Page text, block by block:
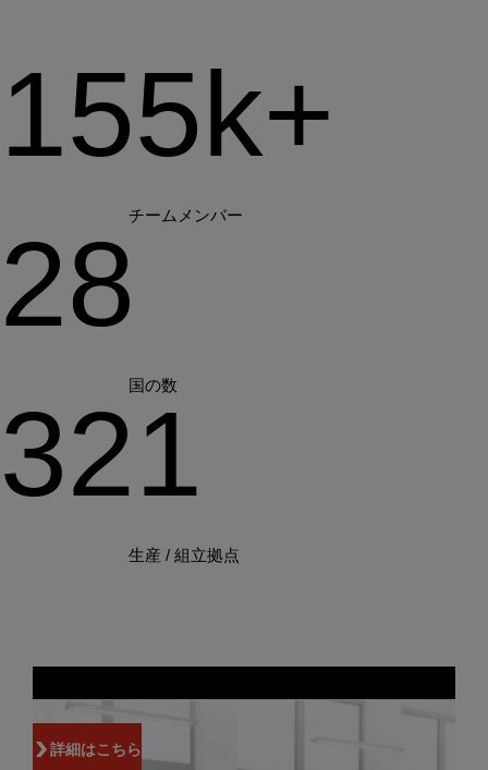
155k+
チームメンバー
28
国の数
321
生産 / 組立拠点
キャリア
詳細はこちら